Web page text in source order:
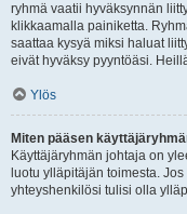
ryhmä vaatii hyväksynnän
klikkaamalla painiketta.
saattaa kysyä miksi haluat
eivät hyväksy pyyntöäsi.
Ylös
Miten pääsen
Käyttäjäryhmän johtaja on
luotu ylläpitäjän toimesta.
yhteyshenkilösi tulisi olla